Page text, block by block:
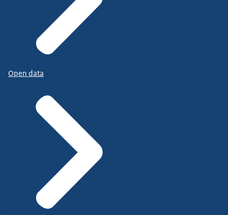
Open data